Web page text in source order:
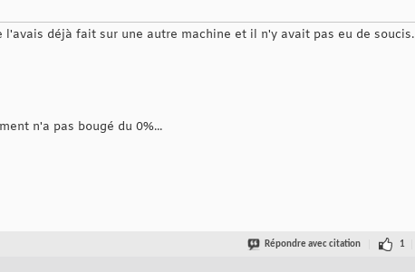
déjà fait sur une autre machine et il n'y avait pas eu de soucis.
n'a pas bougé du 0%...
Répondre avec citation 1